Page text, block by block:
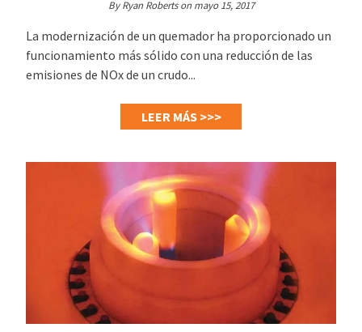
By Ryan Roberts on mayo 15, 2017
La modernización de un quemador ha proporcionado un
funcionamiento más sólido con una reducción de las
emisiones de NOx de un crudo...
LEER MÁS >>>